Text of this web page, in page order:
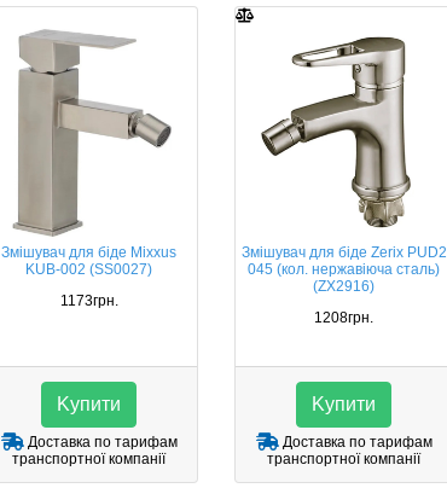
Змішувач для біде Mixxus
KUB-002 (SS0027)
1173грн.
Kупити
Доставка по тарифам
транспортної компанії
Змішувач для біде Zerix PUD2
045 (кол. нержавіюча сталь)
(ZX2916)
1208грн.
Kупити
Доставка по тарифам
транспортної компанії